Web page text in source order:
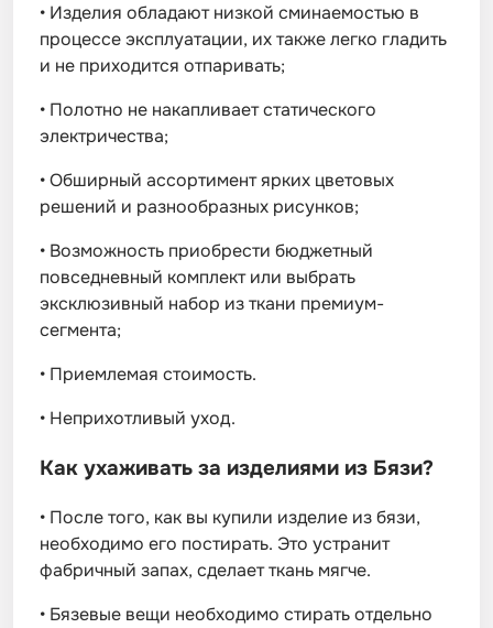
• Изделия обладают низкой сминаемостью в
процессе эксплуатации, их также легко гладить
и не приходится отпаривать;
• Полотно не накапливает статического
электричества;
•Обширный ассортимент ярких цветовых
решений и разнообразных рисунков;
• Возможность приобрести бюджетный
повседневный комплект или выбрать
эксклюзивный набор из ткани премиум-
сегмента;
• Приемлемая стоимость.
• Неприхотливый уход.
Как ухаживать за изделиями из Бязи?
• После того, как вы купили изделие из бязи,
необходимо его постирать. Это устранит
фабричный запах, сделает ткань мягче.
• Бязевые вещи необходимо стирать отдельно